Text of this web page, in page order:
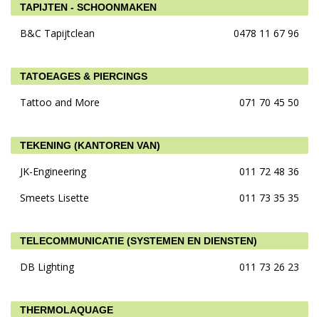
TAPIJTEN - SCHOONMAKEN
B&C Tapijtclean 0478 11 67 96
TATOEAGES & PIERCINGS
Tattoo and More 071 70 45 50
TEKENING (KANTOREN VAN)
JK-Engineering
011 72 48 36
Smeets Lisette
011 73 35 35
TELECOMMUNICATIE (SYSTEMEN EN DIENSTEN)
DB Lighting 011 73 26 23
THERMOLAQUAGE